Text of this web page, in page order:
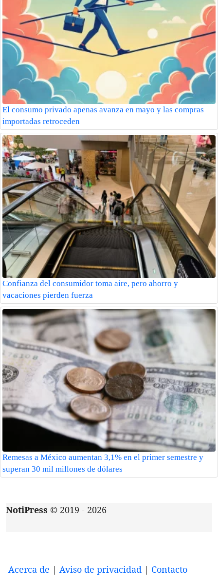
El consumo privado apenas avanza en mayo y las compras
importadas retroceden
Confianza del consumidor toma aire, pero ahorro y
vacaciones pierden fuerza
Remesas a México aumentan 3,1% en el primer semestre y
superan 30 mil millones de dólares
NotiPress © 2019 - 2026
Acerca de | Aviso de privacidad | Contacto